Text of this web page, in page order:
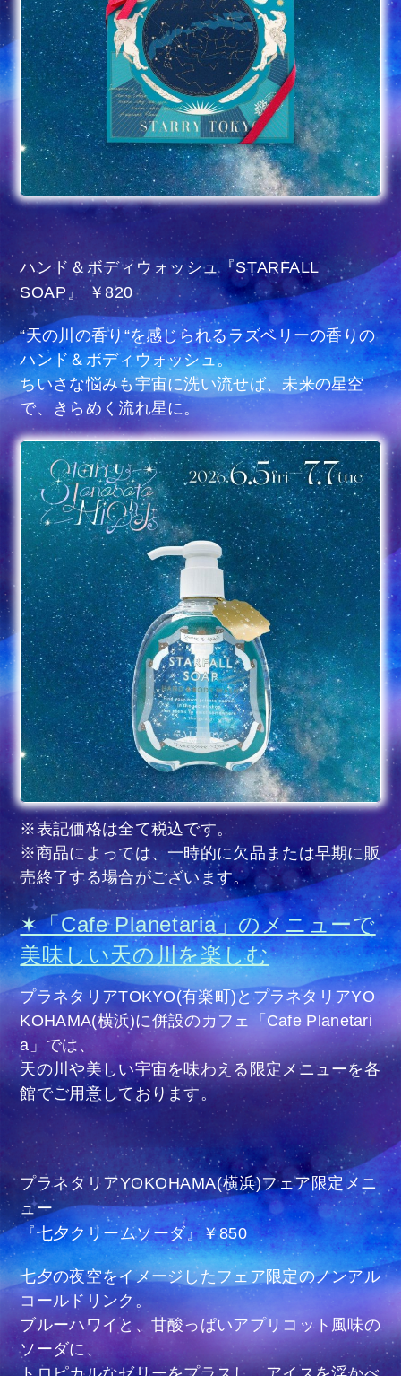
ハンド＆ボディウォッシュ『STARFALL
SOAP』 ￥820
“天の川の香り“を感じられるラズベリーの香りの
ハンド＆ボディウォッシュ。
ちいさな悩みも宇宙に洗い流せば、未来の星空
で、きらめく流れ星に。
※表記価格は全て税込です。
※商品によっては、一時的に欠品または早期に販
売終了する場合がございます。
✶「Cafe Planetaria」のメニューで
美味しい天の川を楽しむ
プラネタリアTOKYO(有楽町)とプラネタリアYO
KOHAMA(横浜)に併設のカフェ「Cafe Planetari
a」では、
天の川や美しい宇宙を味わえる限定メニューを各
館でご用意しております。
プラネタリアYOKOHAMA(横浜)​フェア限定メニ
ュー
『七夕クリームソーダ』​￥850
七夕の夜空をイメージしたフェア限定のノンアル
コールドリンク。​
ブルーハワイと、甘酸っぱいアプリコット風味の
ソーダに、